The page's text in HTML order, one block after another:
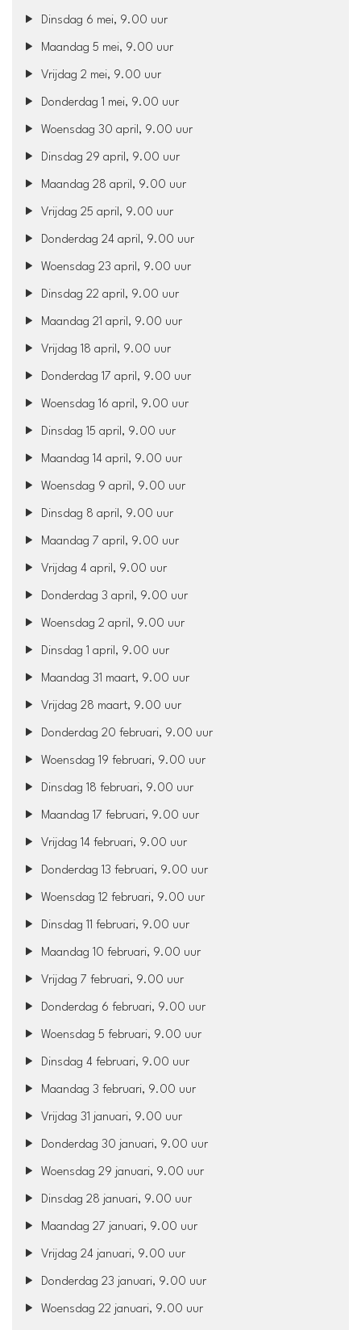
Dinsdag 6 mei, 9.00 uur
Maandag 5 mei, 9.00 uur
Vrijdag 2 mei, 9.00 uur
Donderdag 1 mei, 9.00 uur
Woensdag 30 april, 9.00 uur
Dinsdag 29 april, 9.00 uur
Maandag 28 april, 9.00 uur
Vrijdag 25 april, 9.00 uur
Donderdag 24 april, 9.00 uur
Woensdag 23 april, 9.00 uur
Dinsdag 22 april, 9.00 uur
Maandag 21 april, 9.00 uur
Vrijdag 18 april, 9.00 uur
Donderdag 17 april, 9.00 uur
Woensdag 16 april, 9.00 uur
Dinsdag 15 april, 9.00 uur
Maandag 14 april, 9.00 uur
Woensdag 9 april, 9.00 uur
Dinsdag 8 april, 9.00 uur
Maandag 7 april, 9.00 uur
Vrijdag 4 april, 9.00 uur
Donderdag 3 april, 9.00 uur
Woensdag 2 april, 9.00 uur
Dinsdag 1 april, 9.00 uur
Maandag 31 maart, 9.00 uur
Vrijdag 28 maart, 9.00 uur
Donderdag 20 februari, 9.00 uur
Woensdag 19 februari, 9.00 uur
Dinsdag 18 februari, 9.00 uur
Maandag 17 februari, 9.00 uur
Vrijdag 14 februari, 9.00 uur
Donderdag 13 februari, 9.00 uur
Woensdag 12 februari, 9.00 uur
Dinsdag 11 februari, 9.00 uur
Maandag 10 februari, 9.00 uur
Vrijdag 7 februari, 9.00 uur
Donderdag 6 februari, 9.00 uur
Woensdag 5 februari, 9.00 uur
Dinsdag 4 februari, 9.00 uur
Maandag 3 februari, 9.00 uur
Vrijdag 31 januari, 9.00 uur
Donderdag 30 januari, 9.00 uur
Woensdag 29 januari, 9.00 uur
Dinsdag 28 januari, 9.00 uur
Maandag 27 januari, 9.00 uur
Vrijdag 24 januari, 9.00 uur
Donderdag 23 januari, 9.00 uur
Woensdag 22 januari, 9.00 uur